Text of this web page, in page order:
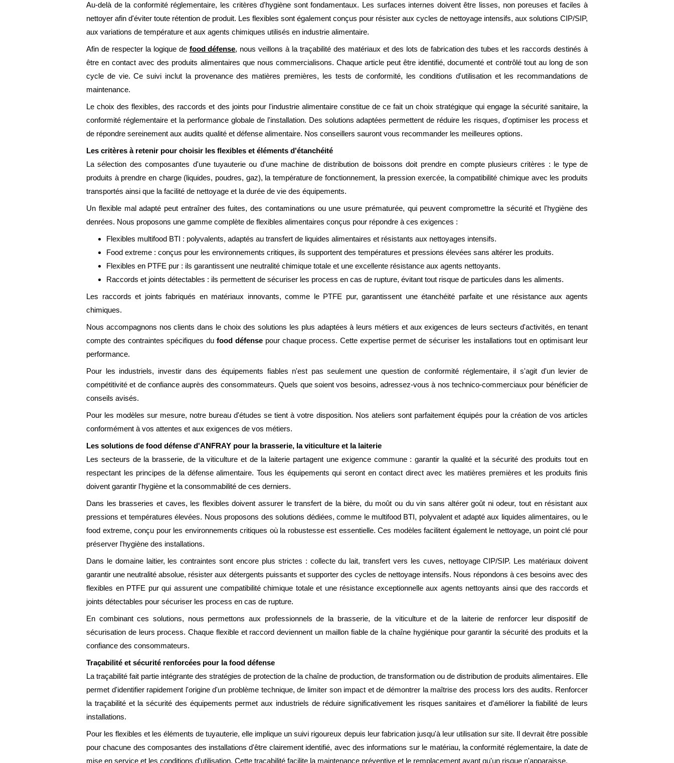
Au‑delà de la conformité réglementaire, les critères d'hygiène sont fondamentaux. Les surfaces internes doivent être lisses, non poreuses et faciles à
nettoyer afin d'éviter toute rétention de produit. Les flexibles sont également conçus pour résister aux cycles de nettoyage intensifs, aux solutions CIP/SIP,
aux variations de température et aux agents chimiques utilisés en industrie alimentaire.
Afin de respecter la logique de food défense, nous veillons à la traçabilité des matériaux et des lots de fabrication des tubes et les raccords destinés à
être en contact avec des produits alimentaires que nous commercialisons. Chaque article peut être identifié, documenté et contrôlé tout au long de son
cycle de vie. Ce suivi inclut la provenance des matières premières, les tests de conformité, les conditions d'utilisation et les recommandations de
maintenance.
Le choix des flexibles, des raccords et des joints pour l'industrie alimentaire constitue de ce fait un choix stratégique qui engage la sécurité sanitaire, la
conformité réglementaire et la performance globale de l'installation. Des solutions adaptées permettent de réduire les risques, d'optimiser les process et
de répondre sereinement aux audits qualité et défense alimentaire. Nos conseillers sauront vous recommander les meilleures options.
Les critères à retenir pour choisir les flexibles et éléments d'étanchéité
La sélection des composantes d'une tuyauterie ou d'une machine de distribution de boissons doit prendre en compte plusieurs critères : le type de
produits à prendre en charge (liquides, poudres, gaz), la température de fonctionnement, la pression exercée, la compatibilité chimique avec les produits
transportés ainsi que la facilité de nettoyage et la durée de vie des équipements.
Un flexible mal adapté peut entraîner des fuites, des contaminations ou une usure prématurée, qui peuvent compromettre la sécurité et l'hygiène des
denrées. Nous proposons une gamme complète de flexibles alimentaires conçus pour répondre à ces exigences :
Flexibles multifood BTI : polyvalents, adaptés au transfert de liquides alimentaires et résistants aux nettoyages intensifs.
Food extreme : conçus pour les environnements critiques, ils supportent des températures et pressions élevées sans altérer les produits.
Flexibles en PTFE pur : ils garantissent une neutralité chimique totale et une excellente résistance aux agents nettoyants.
Raccords et joints détectables : ils permettent de sécuriser les process en cas de rupture, évitant tout risque de particules dans les aliments.
Les raccords et joints fabriqués en matériaux innovants, comme le PTFE pur, garantissent une étanchéité parfaite et une résistance aux agents
chimiques.
Nous accompagnons nos clients dans le choix des solutions les plus adaptées à leurs métiers et aux exigences de leurs secteurs d'activités, en tenant
compte des contraintes spécifiques du food défense pour chaque process. Cette expertise permet de sécuriser les installations tout en optimisant leur
performance.
Pour les industriels, investir dans des équipements fiables n'est pas seulement une question de conformité réglementaire, il s'agit d'un levier de
compétitivité et de confiance auprès des consommateurs. Quels que soient vos besoins, adressez-vous à nos technico-commerciaux pour bénéficier de
conseils avisés.
Pour les modèles sur mesure, notre bureau d'études se tient à votre disposition. Nos ateliers sont parfaitement équipés pour la création de vos articles
conformément à vos attentes et aux exigences de vos métiers.
Les solutions de food défense d'ANFRAY pour la brasserie, la viticulture et la laiterie
Les secteurs de la brasserie, de la viticulture et de la laiterie partagent une exigence commune : garantir la qualité et la sécurité des produits tout en
respectant les principes de la défense alimentaire. Tous les équipements qui seront en contact direct avec les matières premières et les produits finis
doivent garantir l'hygiène et la consommabilité de ces derniers.
Dans les brasseries et caves, les flexibles doivent assurer le transfert de la bière, du moût ou du vin sans altérer goût ni odeur, tout en résistant aux
pressions et températures élevées. Nous proposons des solutions dédiées, comme le multifood BTI, polyvalent et adapté aux liquides alimentaires, ou le
food extreme, conçu pour les environnements critiques où la robustesse est essentielle. Ces modèles facilitent également le nettoyage, un point clé pour
préserver l'hygiène des installations.
Dans le domaine laitier, les contraintes sont encore plus strictes : collecte du lait, transfert vers les cuves, nettoyage CIP/SIP. Les matériaux doivent
garantir une neutralité absolue, résister aux détergents puissants et supporter des cycles de nettoyage intensifs. Nous répondons à ces besoins avec des
flexibles en PTFE pur qui assurent une compatibilité chimique totale et une résistance exceptionnelle aux agents nettoyants ainsi que des raccords et
joints détectables pour sécuriser les process en cas de rupture.
En combinant ces solutions, nous permettons aux professionnels de la brasserie, de la viticulture et de la laiterie de renforcer leur dispositif de
sécurisation de leurs process. Chaque flexible et raccord deviennent un maillon fiable de la chaîne hygiénique pour garantir la sécurité des produits et la
confiance des consommateurs.
Traçabilité et sécurité renforcées pour la food défense
La traçabilité fait partie intégrante des stratégies de protection de la chaîne de production, de transformation ou de distribution de produits alimentaires. Elle
permet d'identifier rapidement l'origine d'un problème technique, de limiter son impact et de démontrer la maîtrise des process lors des audits. Renforcer
la traçabilité et la sécurité des équipements permet aux industriels de réduire significativement les risques sanitaires et d'améliorer la fiabilité de leurs
installations.
Pour les flexibles et les éléments de tuyauterie, elle implique un suivi rigoureux depuis leur fabrication jusqu'à leur utilisation sur site. Il devrait être possible
pour chacune des composantes des installations d'être clairement identifié, avec des informations sur le matériau, la conformité réglementaire, la date de
mise en service et les conditions d'utilisation. Cette traçabilité facilite la maintenance préventive et le remplacement avant qu'un risque n'apparaisse.